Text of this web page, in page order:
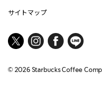
サイトマップ
© 2026Starbucks Coffee